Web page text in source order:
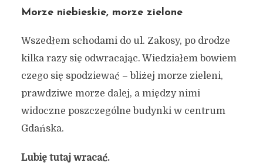
Morze niebieskie, morze zielone
Wszedłem schodami do ul. Zakosy, po drodze
kilka razy się odwracając. Wiedziałem bowiem
czego się spodziewać – bliżej morze zieleni,
prawdziwe morze dalej, a między nimi
widoczne poszczególne budynki w centrum
Gdańska.
Lubię tutaj wracać.